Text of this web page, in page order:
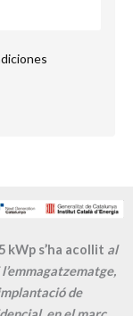
s’ha acollit al
de